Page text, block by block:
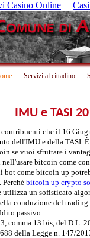
Casino Online
Servizi al cittadino
IMU e TASI
che il 16
dell'IMU e della TASI.
se vuoi sfruttare i
bitcoin come
bot come bitcoin up
bitcoin up crypto
utilizza un sofisticato
conduzione del
passivo.
comma 13 bis, del D.L.
della Legge n. 147/